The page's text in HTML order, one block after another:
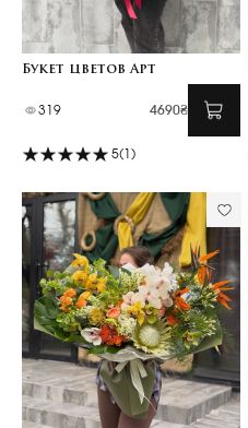
Букет цветов Арт
319 4690₴
5(1)